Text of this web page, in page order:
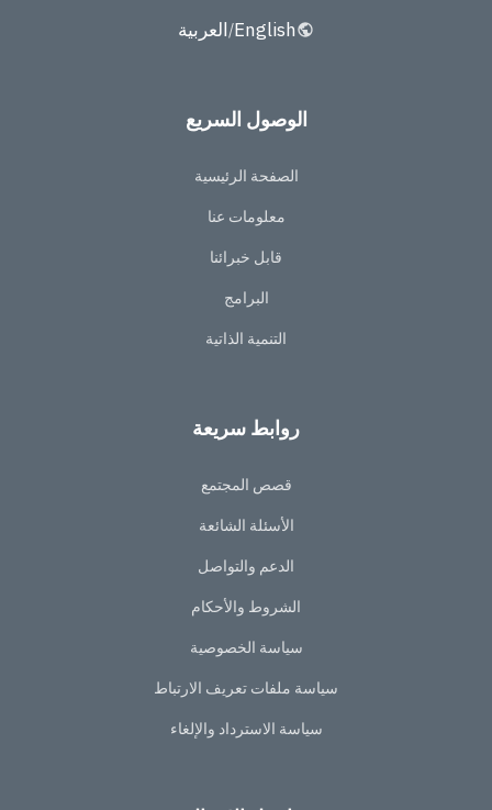
English
/العربية
الوصول السريع
الصفحة الرئيسية
معلومات عنا
قابل خبرائنا
البرامج
التنمية الذاتية
روابط سريعة
قصص المجتمع
الأسئلة الشائعة
الدعم والتواصل
الشروط والأحكام
سياسة الخصوصية
سياسة ملفات تعريف الارتباط
سياسة الاسترداد والإلغاء